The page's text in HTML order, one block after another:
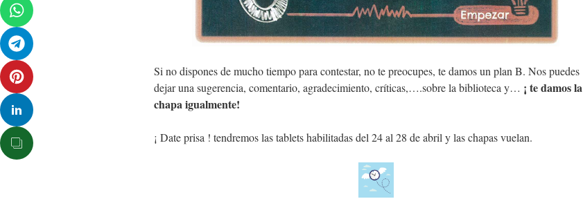
Si no dispones de mucho tiempo para contestar, no te preocupes, te damos un plan B. Nos puedes
dejar una sugerencia, comentario, agradecimiento, críticas,….sobre la biblioteca y… ¡ te damos la
chapa igualmente!
¡ Date prisa ! tendremos las tablets habilitadas del 24 al 28 de abril y las chapas vuelan.